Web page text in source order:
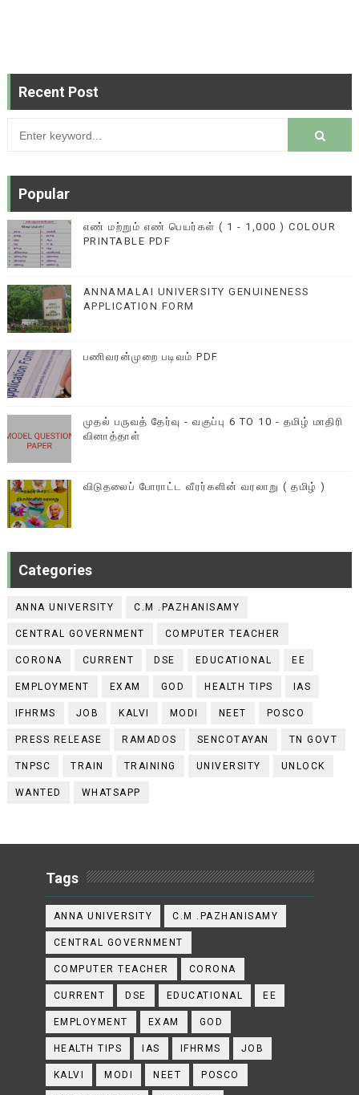
Recent Post
Popular
எண் மற்றும் எண் பெயர்கள் ( 1 - 1,000 ) COLOUR
PRINTABLE PDF
ANNAMALAI UNIVERSITY GENUINENESS
APPLICATION FORM
பணிவரன்முறை படிவம் PDF
முதல் பருவத் தேர்வு - வகுப்பு 6 TO 10 - தமிழ் மாதிரி
வினாத்தாள்
விடுதலைப் போராட்ட வீரர்களின் வரலாறு ( தமிழ் )
Categories
ANNA UNIVERSITY C.M .PAZHANISAMY
CENTRAL GOVERNMENT COMPUTER TEACHER
CORONA CURRENT DSE EDUCATIONAL EE
EMPLOYMENT EXAM GOD HEALTH TIPS IAS
IFHRMS JOB KALVI MODI NEET POSCO
PRESS RELEASE RAMADOS SENCOTAYAN TN GOVT
TNPSC TRAIN TRAINING UNIVERSITY UNLOCK
WANTED WHATSAPP
Tags
ANNA UNIVERSITY C.M .PAZHANISAMY
CENTRAL GOVERNMENT
COMPUTER TEACHER CORONA
CURRENT DSE EDUCATIONAL EE
EMPLOYMENT EXAM GOD
HEALTH TIPS IAS IFHRMS JOB
KALVI MODI NEET POSCO